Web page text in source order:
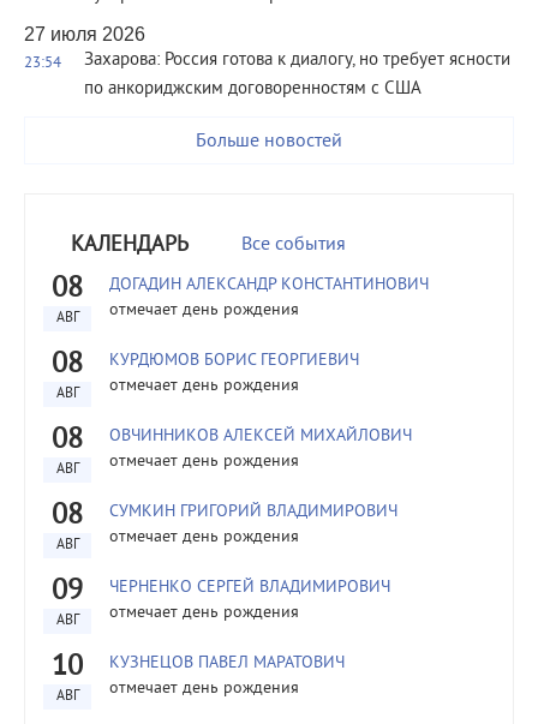
27 июля 2026
23:54
Захарова: Россия готова к диалогу, но требует ясности
по анкориджским договоренностям с США
Больше новостей
КАЛЕНДАРЬ Все события
08
АВГ
ДОГАДИН АЛЕКСАНДР КОНСТАНТИНОВИЧ
отмечает день рождения
08
АВГ
КУРДЮМОВ БОРИС ГЕОРГИЕВИЧ
отмечает день рождения
08
АВГ
ОВЧИННИКОВ АЛЕКСЕЙ МИХАЙЛОВИЧ
отмечает день рождения
08
АВГ
СУМКИН ГРИГОРИЙ ВЛАДИМИРОВИЧ
отмечает день рождения
09
АВГ
ЧЕРНЕНКО СЕРГЕЙ ВЛАДИМИРОВИЧ
отмечает день рождения
10
АВГ
КУЗНЕЦОВ ПАВЕЛ МАРАТОВИЧ
отмечает день рождения